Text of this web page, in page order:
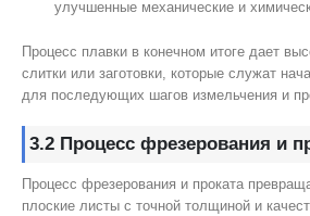
улучшенные механические и
Процесс плавки в конечном итоге дает
слитки или заготовки, которые служат
для последующих шагов измельчения и
3.2 Процесс фрезерования и
Процесс фрезерования и проката
плоские листы с точной толщиной и